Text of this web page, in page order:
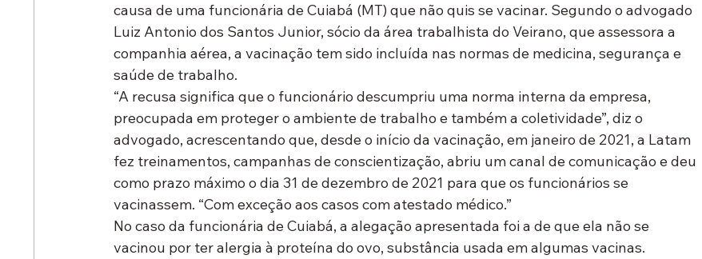
causa de uma funcionária de Cuiabá (MT) que não quis se vacinar. Segundo o advogado
Luiz Antonio dos Santos Junior, sócio da área trabalhista do Veirano, que assessora a
companhia aérea, a vacinação tem sido incluída nas normas de medicina, segurança e
saúde de trabalho.
“A recusa significa que o funcionário descumpriu uma norma interna da empresa,
preocupada em proteger o ambiente de trabalho e também a coletividade”, diz o
advogado, acrescentando que, desde o início da vacinação, em janeiro de 2021, a Latam
fez treinamentos, campanhas de conscientização, abriu um canal de comunicação e deu
como prazo máximo o dia 31 de dezembro de 2021 para que os funcionários se
vacinassem. “Com exceção aos casos com atestado médico.”
No caso da funcionária de Cuiabá, a alegação apresentada foi a de que ela não se
vacinou por ter alergia à proteína do ovo, substância usada em algumas vacinas.